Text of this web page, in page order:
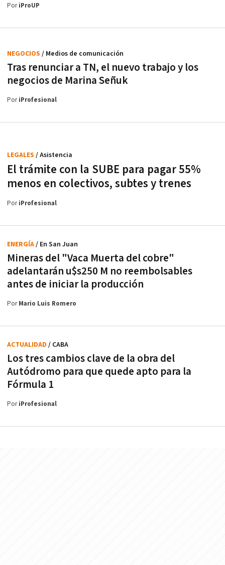
PoriProUP
Tras renunciar a TN, el nuevo trabajo y los
negocios de Marina Señuk
NEGOCIOS / Medios de comunicación
PoriProfesional
El trámite con la SUBE para pagar 55%
menos en colectivos, subtes y trenes
LEGALES / Asistencia
PoriProfesional
Mineras del "Vaca Muerta del cobre"
adelantarán u$s250 M no reembolsables
antes de iniciar la producción
ENERGÍA/ En San Juan
PorMario Luis Romero
Los tres cambios clave de la obra del
Autódromo para que quede apto para la
Fórmula 1
ACTUALIDAD / CABA
PoriProfesional